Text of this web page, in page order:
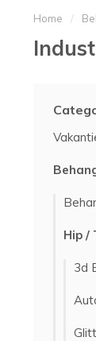
Home /
Hip /
3d